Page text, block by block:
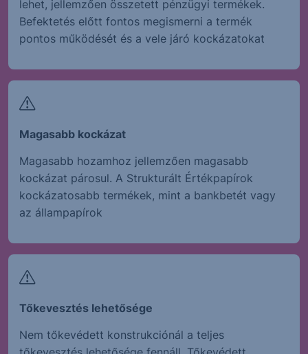
lehet, jellemzően összetett pénzügyi termékek.
Befektetés előtt fontos megismerni a termék
pontos működését és a vele járó kockázatokat
Magasabb kockázat
Magasabb hozamhoz jellemzően magasabb
kockázat párosul. A Strukturált Értékpapírok
kockázatosabb termékek, mint a bankbetét vagy
az állampapírok
Tőkevesztés lehetősége
Nem tőkevédett konstrukciónál a teljes